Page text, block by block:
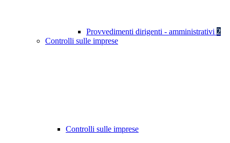
Provvedimenti dirigenti - amministrativi 2
Controlli sulle imprese
Controlli sulle imprese